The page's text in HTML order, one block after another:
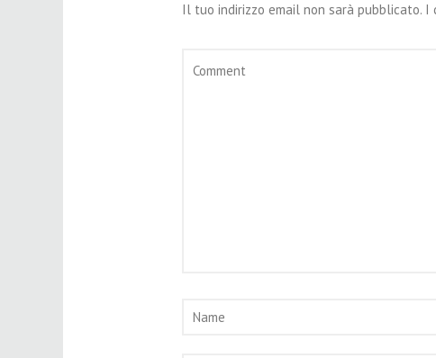
Il tuo indirizzo email non sarà pubblicato. I